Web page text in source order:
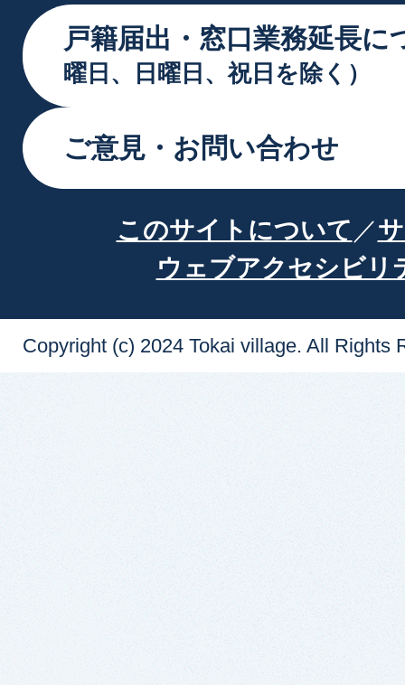
戸籍届出・窓口業務延長に
曜日、日曜日、祝日を除く）
ご意見・お問い合わせ
このサイトについて
ウェブアクセシビリ
Copyright (c) 2024 Tokai village. All Rights